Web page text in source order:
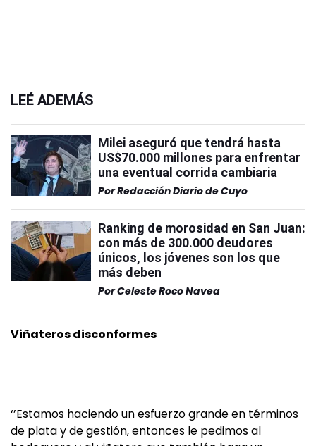
LEÉ ADEMÁS
Milei aseguró que tendrá hasta
US$70.000 millones para enfrentar
una eventual corrida cambiaria
PorRedacción Diario de Cuyo
Ranking de morosidad en San Juan:
con más de 300.000 deudores
únicos, los jóvenes son los que
más deben
PorCeleste Roco Navea
Viñateros disconformes
‘’Estamos haciendo un esfuerzo grande en términos
de plata y de gestión, entonces le pedimos al